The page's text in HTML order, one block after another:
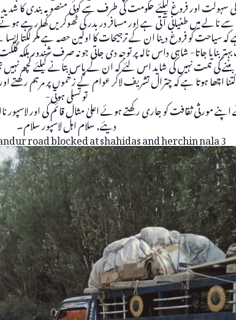
اور فروغ کیلئے حکومت کی طرف سے کوئی منصوبہ بندی کا شدید
سے نالے میں طغیانی آتی ہے اور مسافر در بدر کی ٹھوکریں کھا
کو فروغ دینا ان کے ترجیحات کا اولین حصہ ہے مگر لگتا ایسا
بنایا جاتا- شاہی داس نالہ پر توجہ دی جاتی جو نہ صرف شندور بلکہ
ہمت نہیں کی شاید اس لئے کہ ان کے پاس بتانے کیلئے کچھ نہیں
کتنا اچھا ہوتا ہے کہ چترال تشریف لاکر عوام کے زخموں پر مرہم
تو تسلی ہوتی-
مورثی ثقافت کو جاری رکھتے ہوئے اعلیٰ مثال قائم کی اور
دیئے, سلام اہل لاسپور سلام۔